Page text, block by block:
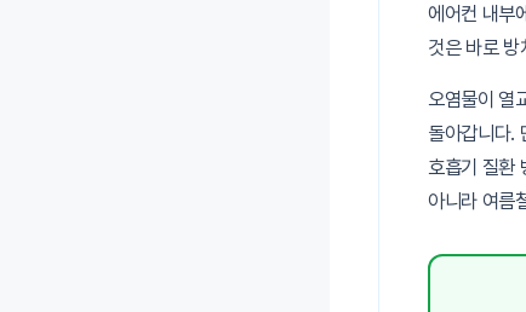
에어컨 내부
것은 바로
오염물이 열
돌아갑니다.
호흡기 질환
아니라 여름